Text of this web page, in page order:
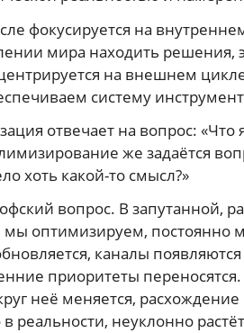
фокусируется на
мира находить решения,
на внешнем
систему
отвечает на вопрос:
же задаётся
хоть какой-то смысл?»
вопрос. В запутанной,
мы оптимизируем, постоянно
каналы
приоритеты
неё меняется,
реальности, неуклонно